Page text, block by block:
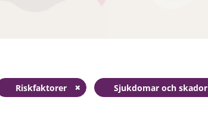
Riskfaktorer Sjukdomar och skador